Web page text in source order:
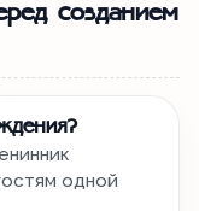
созданием
одной